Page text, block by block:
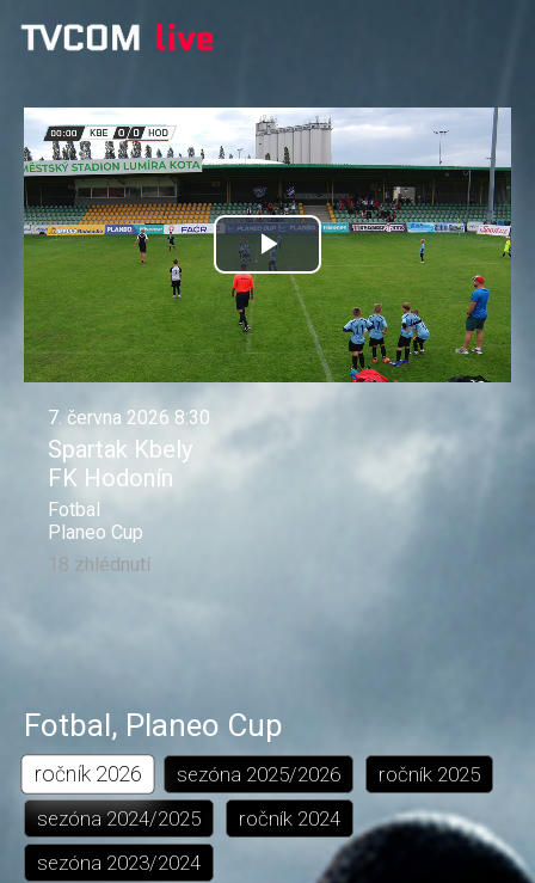
Přehrát
video
7. června 2026 8:30
Spartak Kbely
FK Hodonín
Fotbal
Planeo Cup
18 zhlédnutí
Fotbal, Planeo Cup
ročník 2026 sezóna 2025/2026 ročník 2025
sezóna 2024/2025 ročník 2024
sezóna 2023/2024